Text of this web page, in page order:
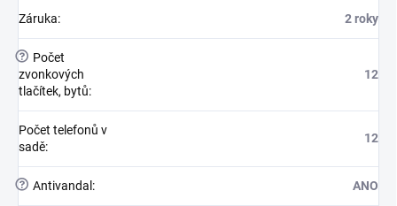
Záruka: 2 roky
?
Počet
zvonkových
tlačítek, bytů:
12
Počet telefonů v
sadě:
12
? Antivandal: ANO